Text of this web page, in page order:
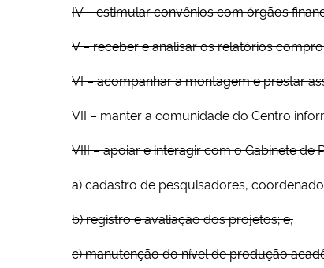
IV – estimular convênios com órgãos
V – receber e analisar os relatórios
VI – acompanhar a montagem e prestar
VII – manter a comunidade do Centro
VIII – apoiar e interagir com o Gabinete de
a) cadastro de pesquisadores,
b) registro e avaliação dos projetos; e,
c) manutenção do nível de produção